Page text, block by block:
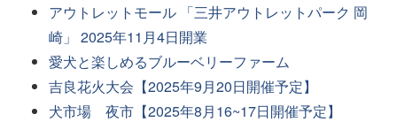
アウトレットモール 「三井アウトレットパーク 岡
崎」 2025年11月4日開業
愛犬と楽しめるブルーベリーファーム
吉良花火大会【2025年9月20日開催予定】
犬市場 夜市【2025年8月16~17日開催予定】